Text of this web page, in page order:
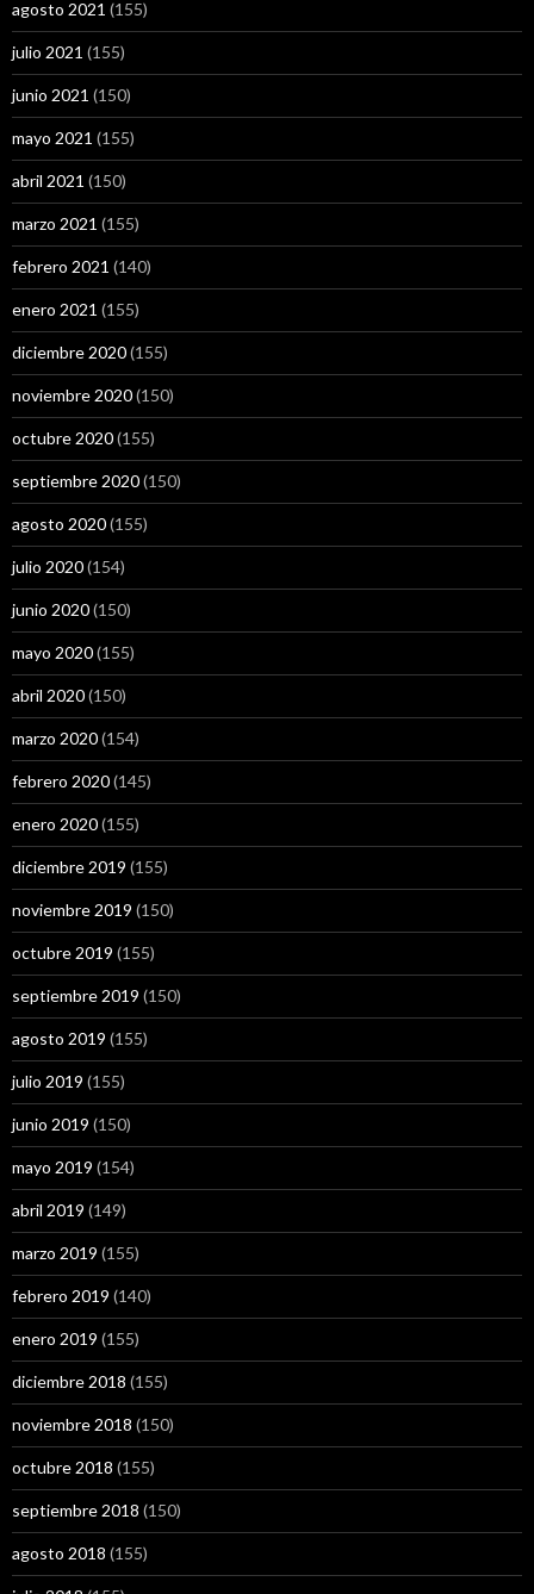
agosto 2021 (155)
julio 2021 (155)
junio 2021 (150)
mayo 2021 (155)
abril 2021 (150)
marzo 2021 (155)
febrero 2021 (140)
enero 2021 (155)
diciembre 2020(155)
noviembre 2020(150)
octubre 2020(155)
septiembre 2020(150)
agosto 2020(155)
julio 2020(154)
junio 2020(150)
mayo 2020(155)
abril 2020(150)
marzo 2020(154)
febrero 2020(145)
enero 2020(155)
diciembre 2019 (155)
noviembre 2019 (150)
octubre 2019 (155)
septiembre 2019 (150)
agosto 2019 (155)
julio 2019 (155)
junio 2019 (150)
mayo 2019 (154)
abril 2019 (149)
marzo 2019 (155)
febrero 2019 (140)
enero 2019 (155)
diciembre 2018 (155)
noviembre 2018 (150)
octubre 2018 (155)
septiembre 2018 (150)
agosto 2018 (155)